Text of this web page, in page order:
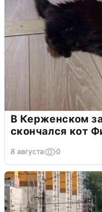
В Керженском
скончался кот
8 августа 0